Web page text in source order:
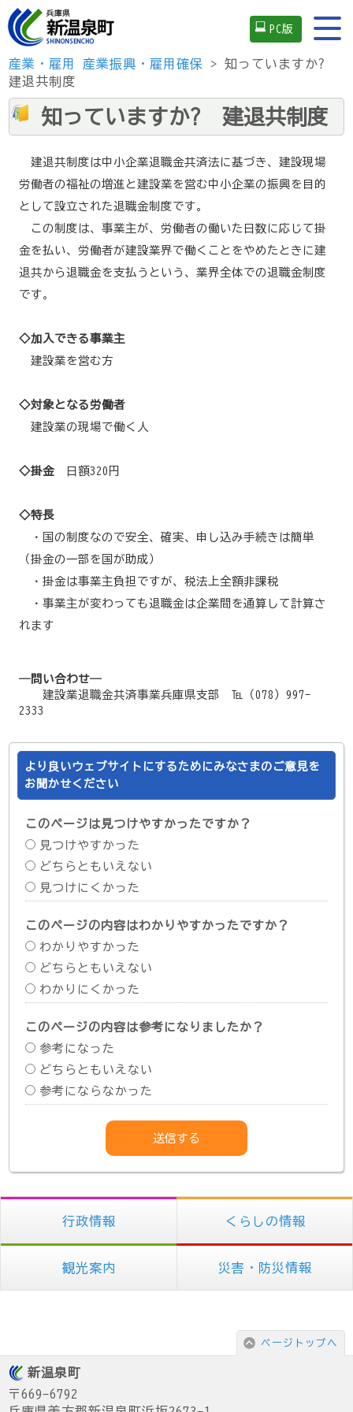
PC版
産業・雇用 産業振興・雇用確保 > 知っていますか?
建退共制度
知っていますか? 建退共制度
建退共制度は中小企業退職金共済法に基づき、建設現場
労働者の福祉の増進と建設業を営む中小企業の振興を目的
として設立された退職金制度です。
この制度は、事業主が、労働者の働いた日数に応じて掛
金を払い、労働者が建設業界で働くことをやめたときに建
退共から退職金を支払うという、業界全体での退職金制度
です。
◇加入できる事業主
建設業を営む方
◇対象となる労働者
建設業の現場で働く人
◇掛金日額320円
◇特長
・国の制度なので安全、確実、申し込み手続きは簡単
（掛金の一部を国が助成）
・掛金は事業主負担ですが、税法上全額非課税
・事業主が変わっても退職金は企業間を通算して計算さ
れます
―問い合わせ―
建設業退職金共済事業兵庫県支部 ℡（078）997-
2333
より良いウェブサイトにするためにみなさまのご意見を
お聞かせください
このページは見つけやすかったですか？
見つけやすかった
どちらともいえない
見つけにくかった
このページの内容はわかりやすかったですか？
わかりやすかった
どちらともいえない
わかりにくかった
このページの内容は参考になりましたか？
参考になった
どちらともいえない
参考にならなかった
行政情報 くらしの情報
観光案内 災害・防災情報
ページトップへ
新温泉町
〒669-6792